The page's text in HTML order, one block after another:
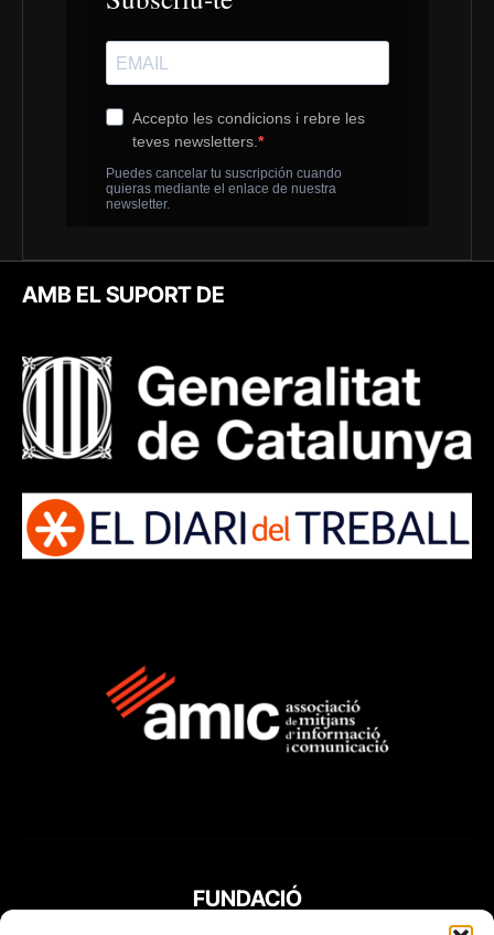
AMB EL SUPORT DE
FUNDACIÓ